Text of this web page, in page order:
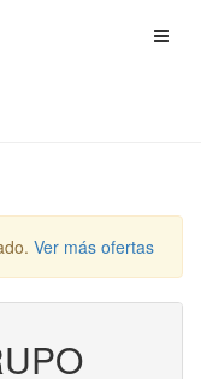
Ver más ofertas